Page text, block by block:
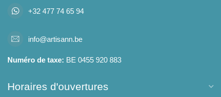
+32 477 74 65 94
info@artisann.be
Numéro de taxe: BE 0455 920 883
Horaires d'ouvertures